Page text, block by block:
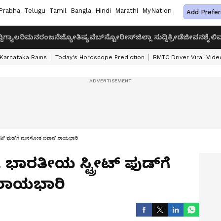
Telugu Tamil Bangla Hindi Marathi MyNation Add
ಗ್ಯಾಲರಿಮನರಂಜನೆಜ್ಯೋತಿಷ್ಯವೆಬ್‌ಸ್ಟೋರೀಸ್ಜಿಲ್ಲಾ ಸುದ್ದಿಕ್ರೀಡೆಜೀವನಶೈಲಿ
Karnataka Rains Today's Horoscope Prediction BMTC Driver Viral
ಫುಡ್‌ಗೆ ಮನಸೋತ ಜಪಾನ್ ರಾಯಭಾರಿ
ಸ್ಟ್ರೀಟ್ ಫುಡ್‌ಗೆ